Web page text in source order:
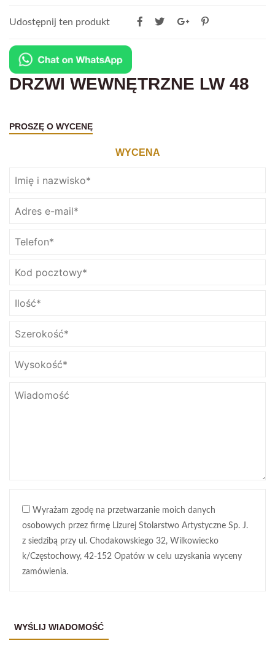
Udostępnij ten produkt
DRZWI WEWNĘTRZNE LW 48
PROSZĘ O WYCENĘ
WYCENA
Wyrażam zgodę na przetwarzanie moich danych
osobowych przez firmę Lizurej Stolarstwo Artystyczne Sp. J.
z siedzibą przy ul. Chodakowskiego 32, Wilkowiecko
k/Częstochowy, 42-152 Opatów w celu uzyskania wyceny
zamówienia.